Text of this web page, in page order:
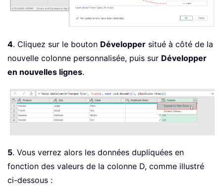
4. Cliquez sur le bouton Développer situé à côté de la
nouvelle colonne personnalisée, puis sur Développer
en nouvelles lignes.
5. Vous verrez alors les données dupliquées en
fonction des valeurs de la colonne D, comme illustré
ci-dessous :